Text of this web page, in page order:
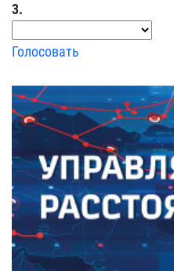
3.
Голосовать